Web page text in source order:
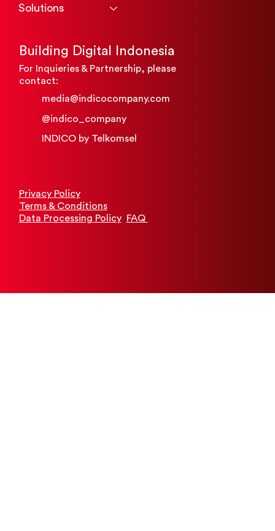
Privacy Policy
Terms & Conditions
Data Processing Policy FAQ
Building Digital Indonesia
For Inquieries & Partnership, please
contact:​
media@indicocompany.com
@indico_company
INDICO by Telkomsel
Solutions